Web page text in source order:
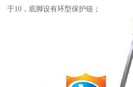
于10，底脚设有环型保护链；